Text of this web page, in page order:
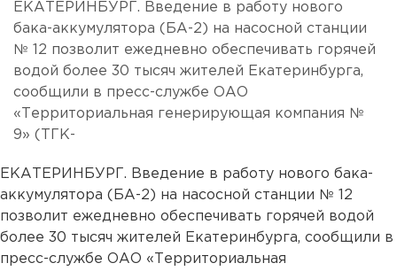
ЕКАТЕРИНБУРГ. Введение в работу нового
бака-аккумулятора (БА-2) на насосной станции
№ 12 позволит ежедневно обеспечивать горячей
водой более 30 тысяч жителей Екатеринбурга,
сообщили в пресс-службе ОАО
«Территориальная генерирующая компания №
9» (ТГК-
ЕКАТЕРИНБУРГ. Введение в работу нового бака-
аккумулятора (БА-2) на насосной станции № 12
позволит ежедневно обеспечивать горячей водой
более 30 тысяч жителей Екатеринбурга, сообщили в
пресс-службе ОАО «Территориальная